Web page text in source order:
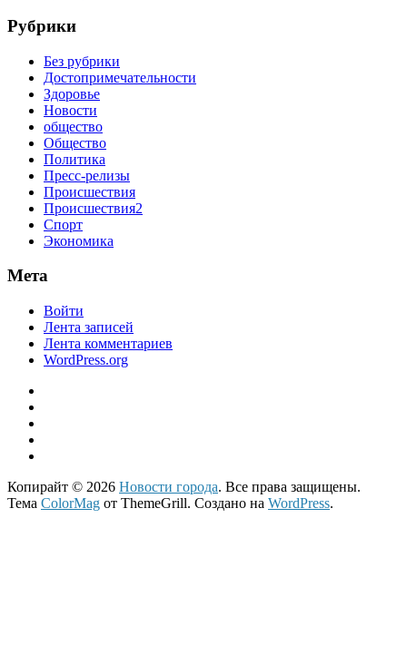
Рубрики
Без рубрики
Достопримечательности
Здоровье
Новости
общество
Общество
Политика
Пресс-релизы
Происшествия
Происшествия2
Спорт
Экономика
Мета
Войти
Лента записей
Лента комментариев
WordPress.org
Копирайт © 2026 Новости города. Все права защищены.
Тема ColorMag от ThemeGrill. Создано на WordPress.